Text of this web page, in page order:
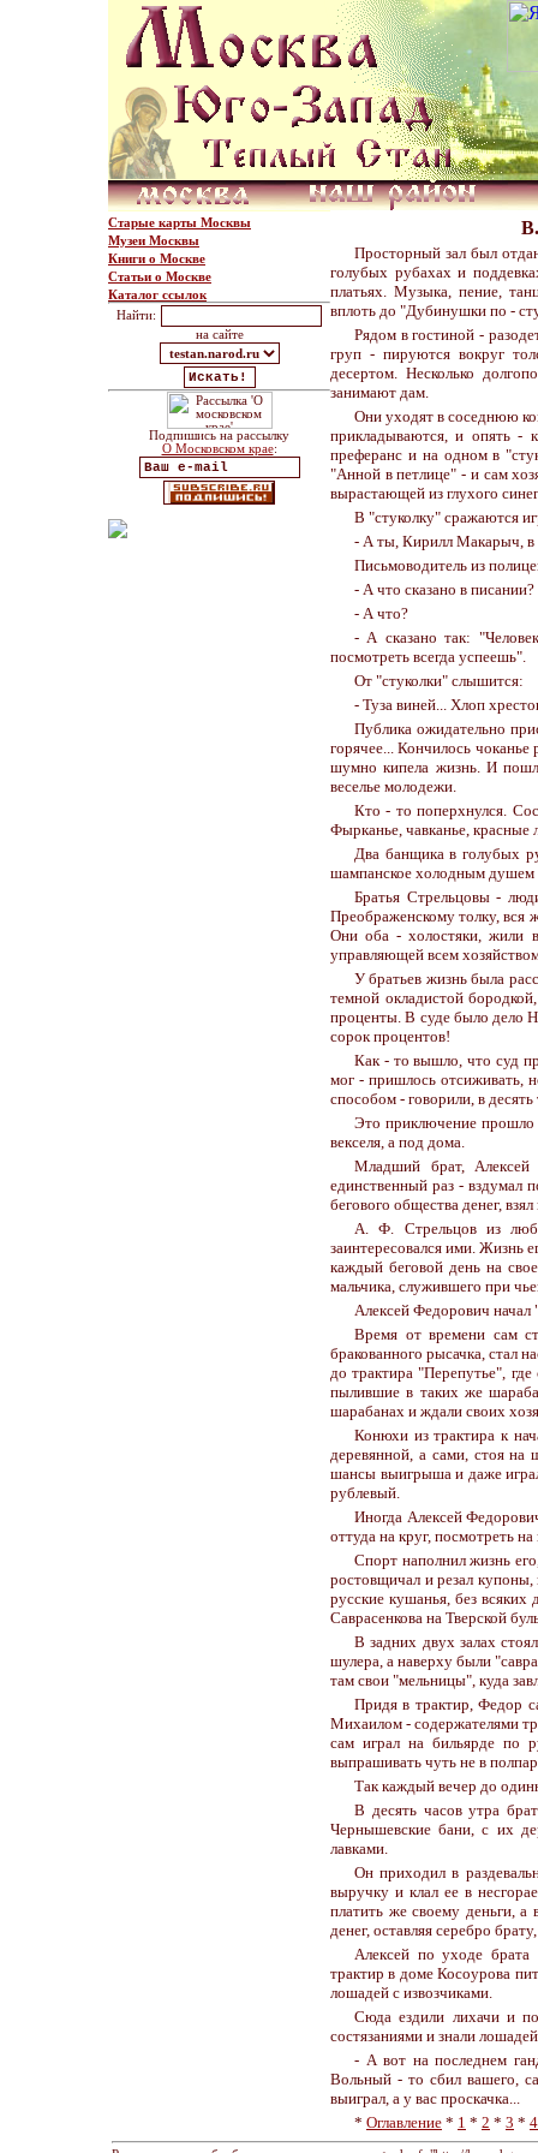
Старые карты Москвы
Музеи Москвы
Книги о Москве
Статьи о Москве
Каталог ссылок
Найти:
на сайте
Подпишись на рассылку
О Московском крае:
Просторный зал был
голубых рубахах и
платьях. Музыка, пение,
вплоть до "Дубинушки по -
Рядом в гостиной -
груп - пируются вокруг
десертом. Несколько
занимают дам.
Они уходят в соседнюю
прикладываются, и опять -
преферанс и на одном в
"Анной в петлице" - и сам
вырастающей из глухого
В "стуколку" сражаются
- А ты, Кирилл Макарыч, в
Письмоводитель из
- А что сказано в писании?
- А что?
- А сказано так:
посмотреть всегда успеешь".
От "стуколки" слышится:
- Туза виней... Хлоп
Публика ожидательно
горячее... Кончилось
шумно кипела жизнь. И
веселье молодежи.
Кто - то поперхнулся.
Фырканье, чавканье, красные
Два банщика в голубых
шампанское холодным душем
Братья Стрельцовы -
Преображенскому толку, вся
Они оба - холостяки, жили
управляющей всем
У братьев жизнь была
темной окладистой
проценты. В суде было дело
сорок процентов!
Как - то вышло, что суд
мог - пришлось отсиживать,
способом - говорили, в
Это приключение прошло
векселя, а под дома.
Младший брат,
единственный раз - вздумал
бегового общества денег,
А. Ф. Стрельцов из
заинтересовался ими. Жизнь
каждый беговой день на
мальчика, служившего при
Алексей Федорович начал
Время от времени сам
бракованного рысачка, стал
до трактира "Перепутье",
пылившие в таких же
шарабанах и ждали своих
Конюхи из трактира к
деревянной, а сами, стоя на
шансы выигрыша и даже
рублевый.
Иногда Алексей
оттуда на круг, посмотреть на
Спорт наполнил жизнь
ростовщичал и резал
русские кушанья, без
Саврасенкова на Тверской
В задних двух залах
шулера, а наверху были
там свои "мельницы", куда
Придя в трактир, Федор
Михаилом - содержателями
сам играл на бильярде по
выпрашивать чуть не в
Так каждый вечер до
В десять часов утра
Чернышевские бани, с их
лавками.
Он приходил в
выручку и клал ее в
платить же своему деньги, а
денег, оставляя серебро
Алексей по уходе брата
трактир в доме Косоурова
лошадей с извозчиками.
Сюда ездили лихачи и
состязаниями и знали
- А вот на последнем
Вольный - то сбил вашего,
выиграл, а у вас проскачка...
* Оглавление * 1 * 2 * 3 * 4